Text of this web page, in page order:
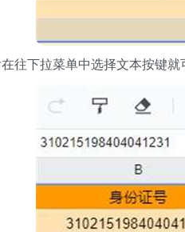
往下拉菜单中选择文本按键就